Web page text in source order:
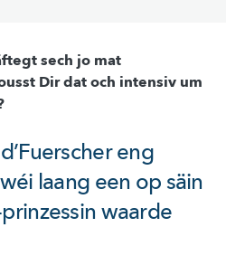
sech jo mat
Dir dat och intensiv um
eng
laang een op säin
waarde